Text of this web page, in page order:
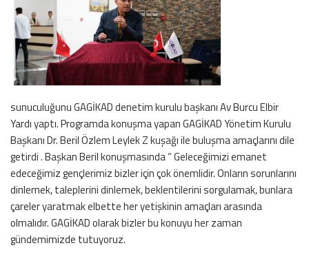
sunuculuğunu GAGİKAD denetim kurulu başkanı Av Burcu Elbir
Yardı yaptı. Programda konuşma yapan GAGİKAD Yönetim Kurulu
Başkanı Dr. Beril Özlem Leylek Z kuşağı ile buluşma amaçlarını dile
getirdi . Başkan Beril konuşmasında “ Geleceğimizi emanet
edeceğimiz gençlerimiz bizler için çok önemlidir. Onların sorunlarını
dinlemek, taleplerini dinlemek, beklentilerini sorgulamak, bunlara
çareler yaratmak elbette her yetişkinin amaçları arasında
olmalıdır. GAGİKAD olarak bizler bu konuyu her zaman
gündemimizde tutuyoruz.